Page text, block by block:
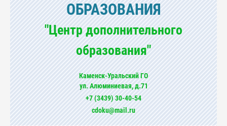
ОБРАЗОВАНИЯ
"Центр дополнительного
образования"
Каменск-Уральский ГО
ул. Алюминиевая, д.71
+7 (3439) 30-40-54
cdoku@mail.ru